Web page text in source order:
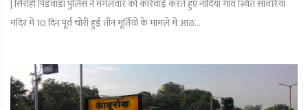
| सिरोही पिंडवाड़ा पुलिस ने मंगलवार को कार्रवाई करते हुए नांदिया गांव स्थित सांवरिया
मंदिर में 10 दिन पूर्व चोरी हुई तीन मूर्तियों के मामले में आठ...